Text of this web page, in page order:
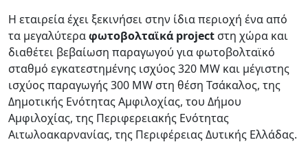
Η εταιρεία έχει ξεκινήσει στην ίδια περιοχή ένα από
τα μεγαλύτεραφωτοβολταϊκά project στη χώρα και
διαθέτει βεβαίωση παραγωγού για φωτοβολταϊκό
σταθμό εγκατεστημένης ισχύος 320 MW και μέγιστης
ισχύος παραγωγής 300 MW στη θέση Τσάκαλος, της
Δημοτικής Ενότητας Αμφιλοχίας, του Δήμου
Αμφιλοχίας, της Περιφερειακής Ενότητας
Αιτωλοακαρνανίας, της Περιφέρειας Δυτικής Ελλάδας.